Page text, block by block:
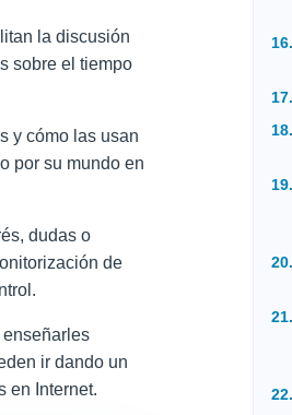
la discusión
sobre el tiempo
y cómo las usan
por su mundo en
dudas o
de
ir dando un
en Internet.